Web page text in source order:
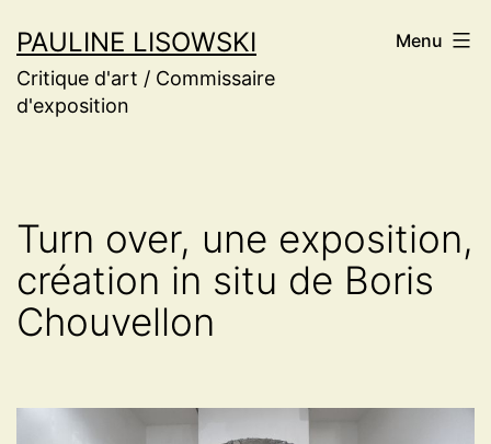
au
contenu
PAULINE LISOWSKI
Critique d'art / Commissaire
d'exposition
Menu
Turn over, une exposition,
création in situ de Boris
Chouvellon